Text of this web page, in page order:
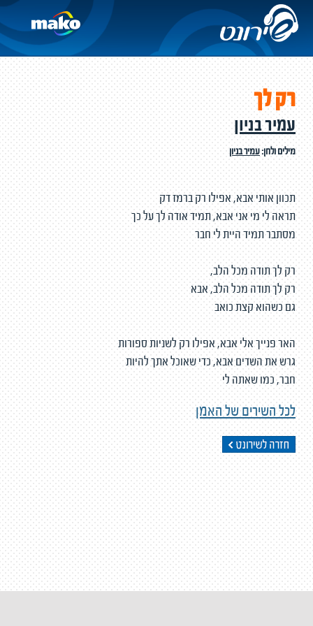
רק לך
עמיר בניון
מילים ולחן:עמיר בניון
תכוון אותי אבא, אפילו רק ברמז דק
תראה לי מי אני אבא, תמיד אודה לך על כך
מסתבר תמיד היית לי חבר
רק לך תודה מכל הלב,
רק לך תודה מכל הלב, אבא
גם כשהוא קצת כואב
האר פנייך אלי אבא, אפילו רק לשניות ספורות
גרש את השדים אבא, כדי שאוכל אתך להיות
חבר, כמו שאתה לי
לכל השירים של האמן